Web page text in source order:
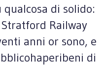
di solido:
Railway
anni or sono, e
di